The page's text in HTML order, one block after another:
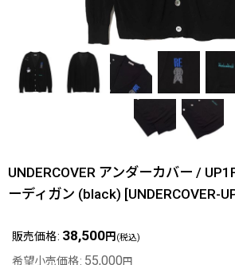
UNDERCOVER アンダーカバー /
ーディガン (black) [UNDERCOVER-
販売価格: 38,500円 (税込)
希望小売価格: 55,000 円